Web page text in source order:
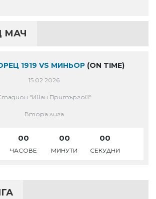
МАЧ
1919 VS МИНЬОР (ON TIME)
15.02.2026
"Иван Притъргов"
Втора лига
00
ЧАСОВЕ
00
МИНУТИ
00
СЕКУДНИ